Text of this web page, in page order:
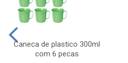
Caneca de plastico 300ml
com 6 pecas